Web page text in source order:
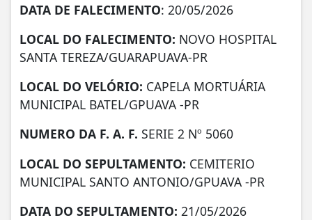
DATA DE FALECIMENTO: 20/05/2026
LOCAL DO FALECIMENTO: NOVO HOSPITAL
SANTA TEREZA/GUARAPUAVA-PR
LOCAL DO VELÓRIO: CAPELA MORTUÁRIA
MUNICIPAL BATEL/GPUAVA -PR
NUMERO DA F. A. F. SERIE 2 Nº 5060
LOCAL DO SEPULTAMENTO: CEMITERIO
MUNICIPAL SANTO ANTONIO/GPUAVA -PR
DATA DO SEPULTAMENTO: 21/05/2026